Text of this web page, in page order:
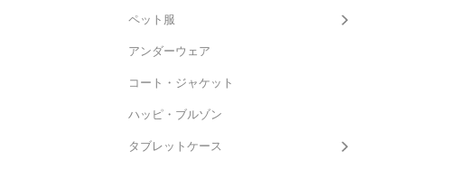
ペット服
アンダーウェア
コート・ジャケット
ハッピ・ブルゾン
タブレットケース